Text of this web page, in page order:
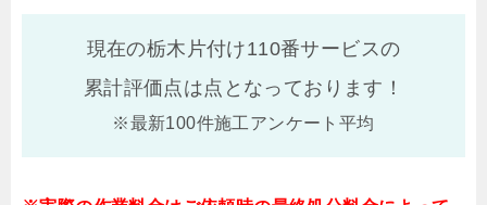
現在の栃木片付け110番サービスの
累計評価点は点となっております！
※最新100件施工アンケート平均